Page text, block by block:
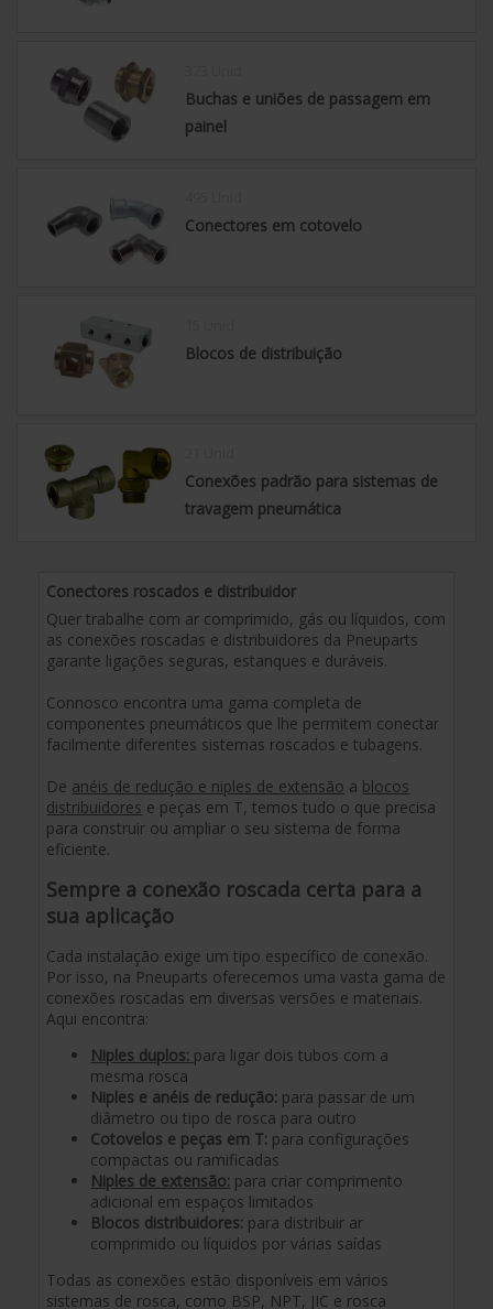
Buchas e uniões de passagem em
painel
Conectores em cotovelo
Blocos de distribuição
Conexões padrão para sistemas de
travagem pneumática
Conectores roscados e distribuidor
Quer trabalhe com ar comprimido, gás ou líquidos, com
as conexões roscadas e distribuidores da Pneuparts
garante ligações seguras, estanques e duráveis.
Connosco encontra uma gama completa de
componentes pneumáticos que lhe permitem conectar
facilmente diferentes sistemas roscados e tubagens.
De anéis de redução e niples de extensão a blocos
distribuidores e peças em T, temos tudo o que precisa
para construir ou ampliar o seu sistema de forma
eficiente.
Sempre a conexão roscada certa para a
sua aplicação
Cada instalação exige um tipo específico de conexão.
Por isso, na Pneuparts oferecemos uma vasta gama de
conexões roscadas em diversas versões e materiais.
Aqui encontra:
Niples duplos: para ligar dois tubos com a
mesma rosca
Niples e anéis de redução: para passar de um
diâmetro ou tipo de rosca para outro
Cotovelos e peças em T: para configurações
compactas ou ramificadas
Niples de extensão: para criar comprimento
adicional em espaços limitados
Blocos distribuidores: para distribuir ar
comprimido ou líquidos por várias saídas
Todas as conexões estão disponíveis em vários
sistemas de rosca, como BSP, NPT, JIC e rosca